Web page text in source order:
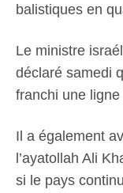
balistiques en
Le ministre
déclaré samedi
franchi une
Il a également
l’ayatollah Ali
si le pays